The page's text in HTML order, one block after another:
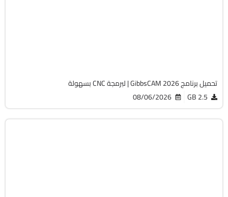
تحميل برنامج GibbsCAM 2026 | لبرمجة CNC بسهولة
2.5 GB
08/06/2026